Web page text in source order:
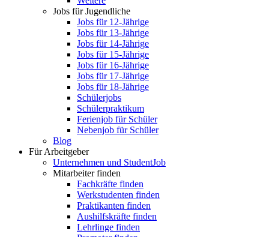
Jobs für Jugendliche
Jobs für 12-Jährige
Jobs für 13-Jährige
Jobs für 14-Jährige
Jobs für 15-Jährige
Jobs für 16-Jährige
Jobs für 17-Jährige
Jobs für 18-Jährige
Schülerjobs
Schülerpraktikum
Ferienjob für Schüler
Nebenjob für Schüler
Blog
Für Arbeitgeber
Unternehmen und StudentJob
Mitarbeiter finden
Fachkräfte finden
Werkstudenten finden
Praktikanten finden
Aushilfskräfte finden
Lehrlinge finden